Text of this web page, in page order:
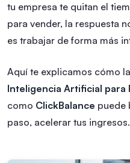
tu empresa te quitan el
para vender, la respuesta
es trabajar de forma más
Aquí te explicamos cómo
Inteligencia Artificial para
como ClickBalance puede
paso, acelerar tus ingresos.